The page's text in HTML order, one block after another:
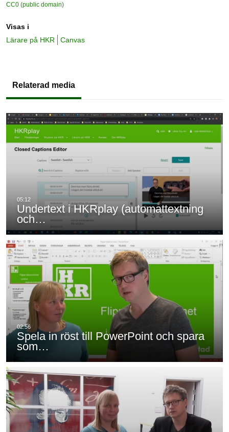
CC0 (public domain)
Visas i
Lärare på HKR
Canvas
Relaterad media
Undertext i HKRplay (automattextning
och…
Spela in röst till PowerPoint och spara
som…